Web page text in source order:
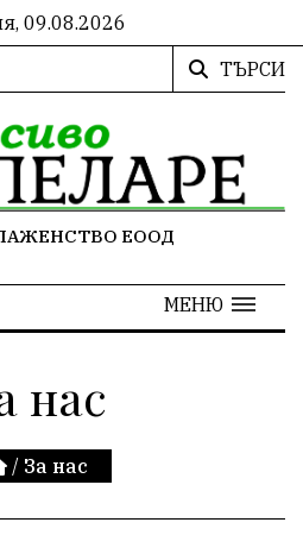
09.08.2026
ТЪРСИ
ЕООД
МЕНЮ
нас
/ За нас